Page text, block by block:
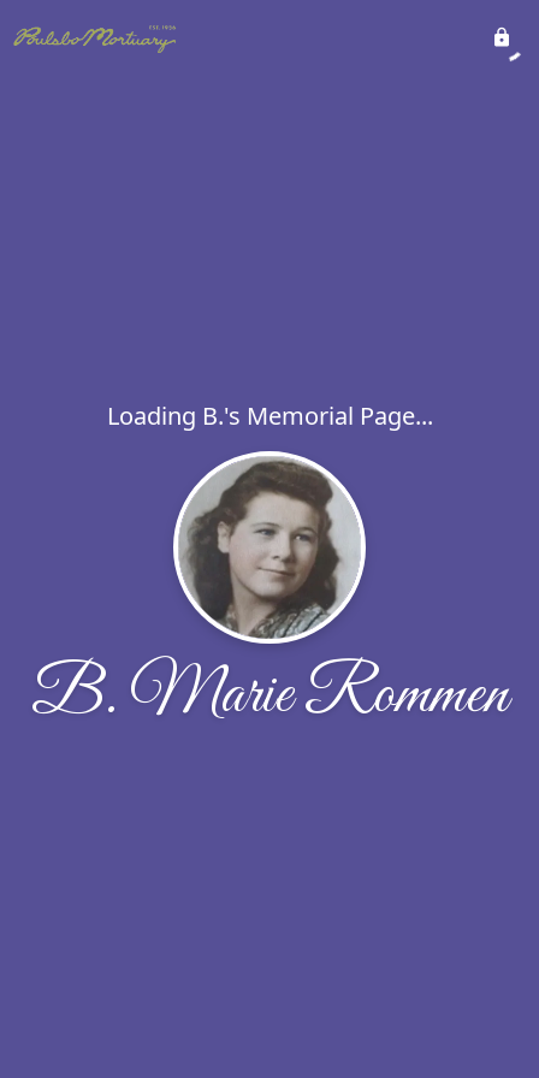
Loading B.'s Memorial Page...
B. Marie Rommen